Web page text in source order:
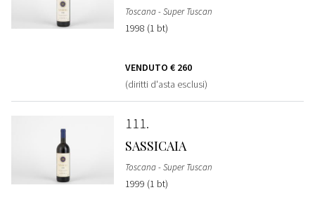
Toscana - Super Tuscan
1998 (1 bt)
VENDUTO € 260
(diritti d'asta esclusi)
111
SASSICAIA
Toscana - Super Tuscan
1999 (1 bt)